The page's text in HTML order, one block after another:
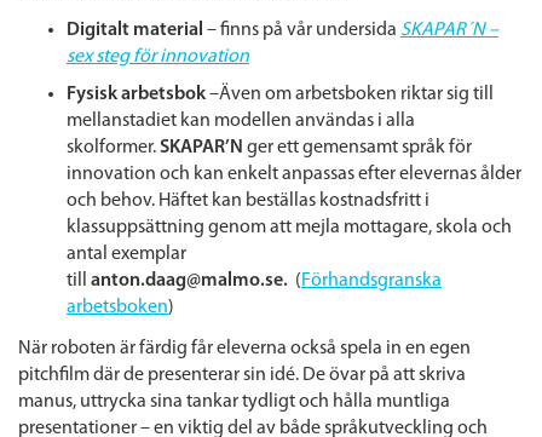
Digitalt material – finns på vår undersida SKAPAR´N –
sex steg för innovation
Fysisk arbetsbok–Även om arbetsboken riktar sig till
mellanstadiet kan modellen användas i alla
skolformer.SKAPAR’N ger ett gemensamt språk för
innovation och kan enkelt anpassas efter elevernas ålder
och behov. Häftet kan beställas kostnadsfritt i
klassuppsättning genom att mejla mottagare, skola och
antal exemplar
till anton.daag@malmo.se. (Förhandsgranska
arbetsboken)
När roboten är färdig får eleverna också spela in en egen
pitchfilm där de presenterar sin idé. De övar på att skriva
manus, uttrycka sina tankar tydligt och hålla muntliga
presentationer – en viktig del av både språkutveckling och